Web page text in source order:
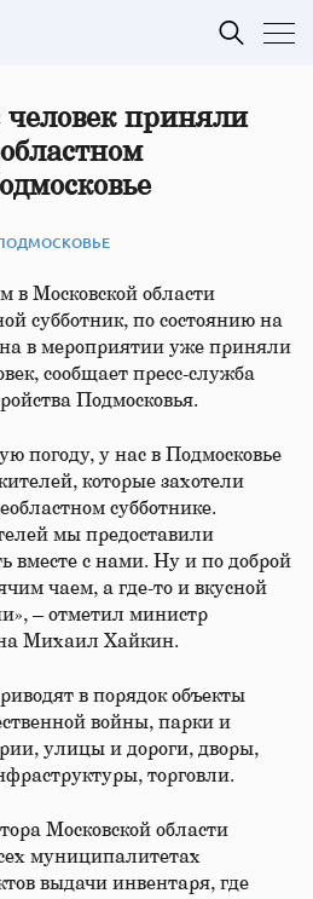
приняли
в Московской области
субботник, по состоянию на
в мероприятии уже приняли
сообщает пресс-служба
Подмосковья.
погоду, у нас в Подмосковье
которые захотели
субботнике.
мы предоставили
вместе с нами. Ну и по доброй
чаем, а где-то и вкусной
– отметил министр
Михаил Хайкин.
в порядок объекты
войны, парки и
улицы и дороги, дворы,
торговли.
Московской области
муниципалитетах
выдачи инвентаря, где